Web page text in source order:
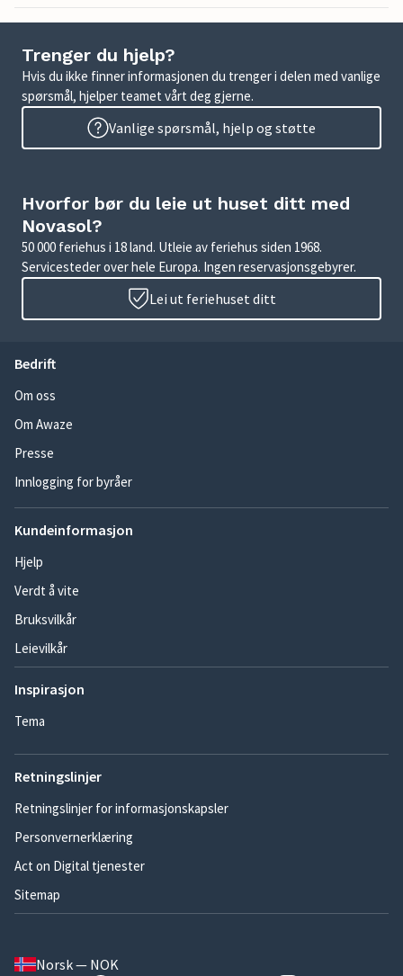
Trenger du hjelp?
Hvis du ikke finner informasjonen du trenger i delen med vanlige
spørsmål, hjelper teamet vårt deg gjerne.
Vanlige spørsmål, hjelp og støtte
Hvorfor bør du leie ut huset ditt med
Novasol?
50 000 feriehus i 18 land. Utleie av feriehus siden 1968.
Servicesteder over hele Europa. Ingen reservasjonsgebyrer.
Lei ut feriehuset ditt
Bedrift
Om oss
Om Awaze
Presse
Innlogging for byråer
Kundeinformasjon
Hjelp
Verdt å vite
Bruksvilkår
Leievilkår
Inspirasjon
Tema
Retningslinjer
Retningslinjer for informasjonskapsler
Personvernerklæring
Act on Digital tjenester
Sitemap
Norsk — NOK